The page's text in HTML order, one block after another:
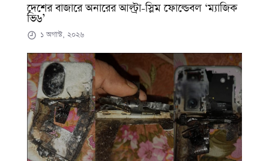
দেশের বাজারে অনারের আল্ট্রা-স্লিম ফোল্ডেবল ‘ম্যাজিক
ভি৬’
১ অগাস্ট, ২০২৬